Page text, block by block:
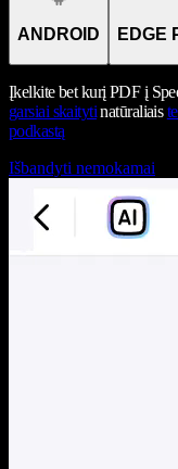
ANDROID EDGE
Įkelkite bet kurį PDF į
garsiai skaitytinatūraliais
podkastą
Išbandyti nemokamai